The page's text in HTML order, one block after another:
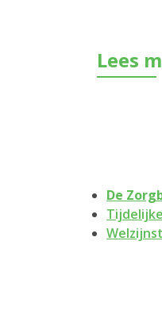
Lees
De